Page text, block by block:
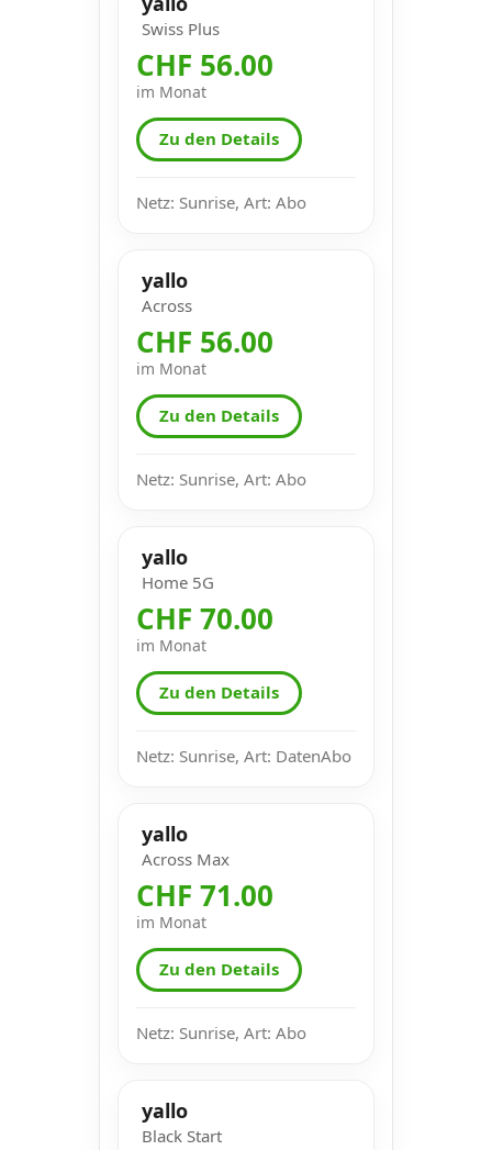
Swiss Plus
CHF 56.00
im Monat
Zu den Details
Netz: Sunrise, Art: Abo
yallo
Across
CHF 56.00
im Monat
Zu den Details
Netz: Sunrise, Art: Abo
yallo
Home 5G
CHF 70.00
im Monat
Zu den Details
Netz: Sunrise, Art: DatenAbo
yallo
Across Max
CHF 71.00
im Monat
Zu den Details
Netz: Sunrise, Art: Abo
yallo
Black Start